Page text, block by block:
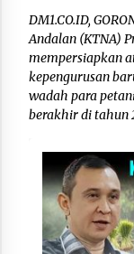
DM1.CO.ID,
Andalan (KTNA)
mempersiapkan
kepengurusan
wadah para
berakhir di tahun